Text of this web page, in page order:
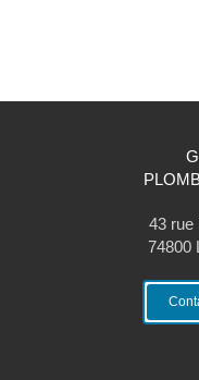
43 rue
74800